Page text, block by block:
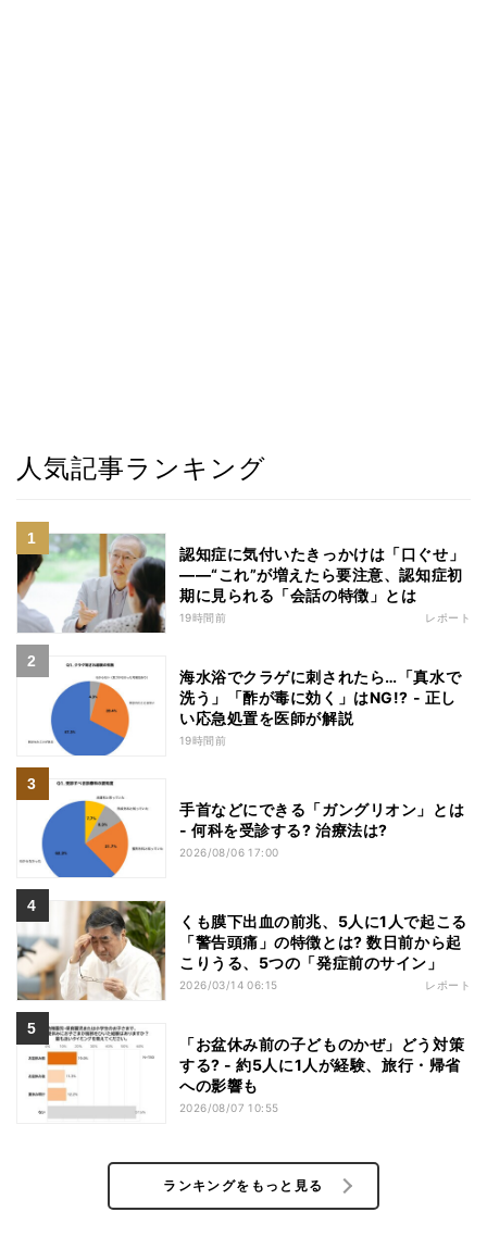
人気記事ランキング
認知症に気付いたきっかけは「口ぐせ」
――“これ”が増えたら要注意、認知症初
期に見られる「会話の特徴」とは
19時間前 レポート
海水浴でクラゲに刺されたら…「真水で
洗う」「酢が毒に効く」はNG!? - 正し
い応急処置を医師が解説
19時間前
手首などにできる「ガングリオン」とは
- 何科を受診する? 治療法は?
2026/08/06 17:00
くも膜下出血の前兆、5人に1人で起こる
「警告頭痛」の特徴とは? 数日前から起
こりうる、5つの「発症前のサイン」
2026/03/14 06:15 レポート
「お盆休み前の子どものかぜ」どう対策
する? - 約5人に1人が経験、旅行・帰省
への影響も
2026/08/07 10:55
ランキングをもっと見る